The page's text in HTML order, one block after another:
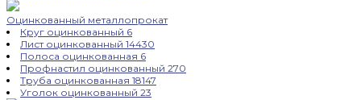
Оцинкованный металлопрокат
Круг оцинкованный 6
Лист оцинкованный 14430
Полоса оцинкованная 6
Профнастил оцинкованный 270
Труба оцинкованная 18147
Уголок оцинкованный 23